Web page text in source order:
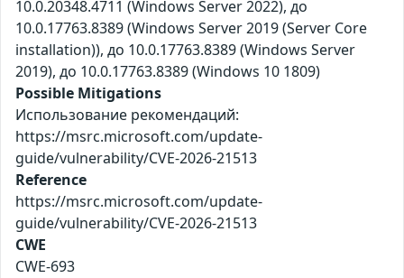
10.0.20348.4711 (Windows Server 2022), до
10.0.17763.8389 (Windows Server 2019 (Server Core
installation)), до 10.0.17763.8389 (Windows Server
2019), до 10.0.17763.8389 (Windows 10 1809)
Possible Mitigations
Использование рекомендаций:
https://msrc.microsoft.com/update-
guide/vulnerability/CVE-2026-21513
Reference
https://msrc.microsoft.com/update-
guide/vulnerability/CVE-2026-21513
CWE
CWE-693